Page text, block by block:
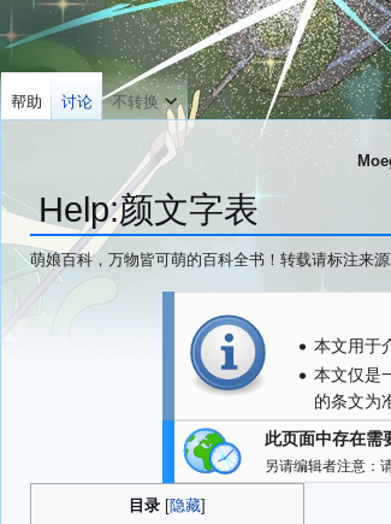
Help:颜文字表
萌娘百科，万物皆可萌的百科全书！转载请标注来
跳跳
本文用于
本文仅是
的条文为
此页面中存在需
另请编辑者注意：
目录
帮助 讨论 不转换